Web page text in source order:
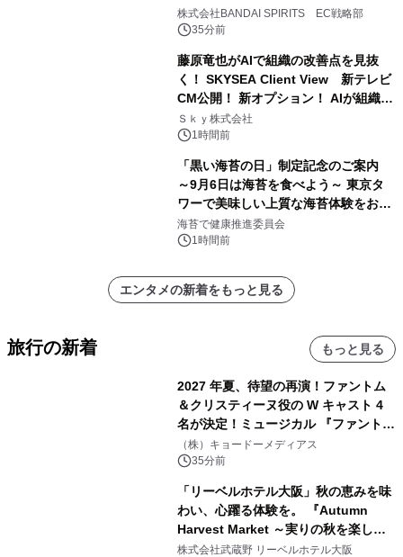
株式会社BANDAI SPIRITS EC戦略部
35分前
藤原竜也がAIで組織の改善点を見抜
く！ SKYSEA Client View 新テレビ
CM公開！ 新オプション！ AIが組織の
業務実態を分析し労務改善を支援。 藤
原竜也メイキング動画公開 「もしAIが
る自信がある」「昨年の夏はカブトム
シを捕まえたり、虫と戦ったり…」
Ｓｋｙ株式会社
1時間前
「黒い海苔の日」制定記念のご案内
～9月6日は海苔を食べよう～ 東京タ
ワーで美味しい上質な海苔体験をお届
けします！
海苔で健康推進委員会
1時間前
エンタメの新着をもっと見る
旅行の新着 もっと見る
2027 年夏、待望の再演！ファントム
＆クリスティーヌ役の W キャスト 4
名が決定！ミュージカル 『ファント
ム』
（株）キョードーメディアス
35分前
「リーベルホテル大阪」秋の恵みを味
わい、心躍る体験を。 『Autumn
Harvest Market ～実りの秋を楽しむ
ディナー&スイーツビュッフェ～』を9
株式会社武蔵野 リーベルホテル大阪